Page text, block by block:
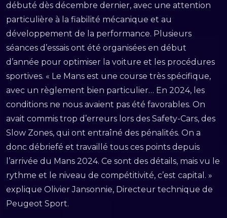
débuté dès décembre dernier, avec une attention
particulière à la fiabilité mécanique et au
développement de la performance. Plusieurs
séances d’essais ont été organisées en début
d’année pour optimiser la voiture et les procédures
sportives. « Le Mans est une course très spécifique,
avec un règlement bien particulier… En 2024, les
conditions ne nous avaient pas été favorables. On
avait commis trop d’erreurs lors des Safety-Cars, des
Slow Zones, qui ont entraîné des pénalités. On a
donc débriefé et travaillé tous ces points depuis
l’arrivée du Mans 2024. Ce sont des détails, mais vu le
rythme et le niveau de compétitivité, c’est capital. »
explique Olivier Jansonnie, Directeur technique de
Peugeot Sport.